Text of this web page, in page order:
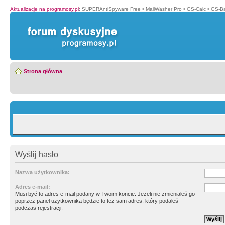
Aktualizacje na programosy.pl: SUPERAntiSpyware Free • MailWasher Pro • GS-Calc • GS-
Strona główna
Wyślij hasło
Nazwa użytkownika:
Adres e-mail:
Musi być to adres e-mail podany w Twoim koncie. Jeżeli nie zmieniałeś go
poprzez panel użytkownika będzie to tez sam adres, który podałeś
podczas rejestracji.